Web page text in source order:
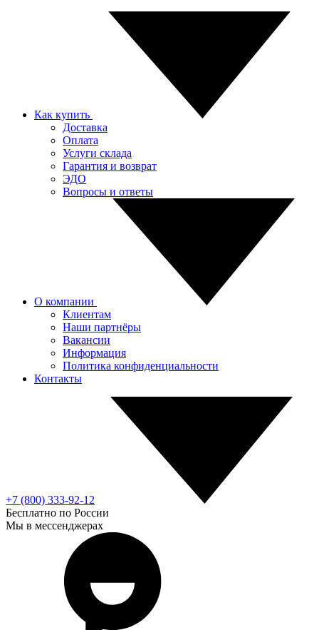
Как купить
Доставка
Оплата
Услуги склада
Гарантия и возврат
ЭДО
Вопросы и ответы
О компании
Клиентам
Наши партнёры
Вакансии
Информация
Политика конфиденциальности
Контакты
+7 (800) 333-92-12
Бесплатно по России
Мы в мессенджерах